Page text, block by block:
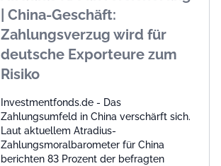
| China-Geschäft:
Zahlungsverzug wird für
deutsche Exporteure zum
Risiko
Investmentfonds.de - Das
Zahlungsumfeld in China verschärft sich.
Laut aktuellem Atradius-
Zahlungsmoralbarometer für China
berichten 83 Prozent der befragten